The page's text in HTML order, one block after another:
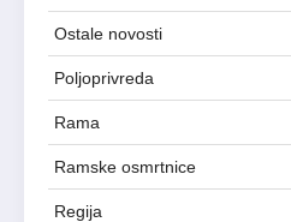
Ostale novosti
Poljoprivreda
Rama
Ramske osmrtnice
Regija